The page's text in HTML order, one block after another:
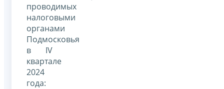
проводимых
налоговыми
органами
Подмосковья
в IV
квартале
2024
года: